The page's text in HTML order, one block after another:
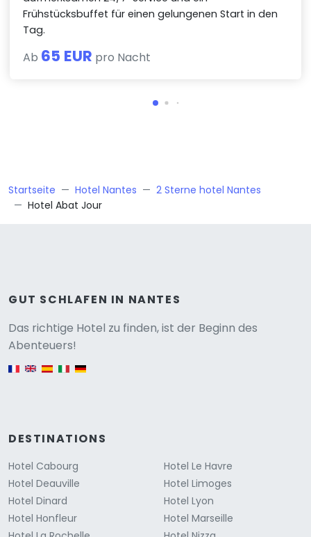
Frühstücksbuffet für einen gelungenen Start in den
Tag.
Ab 65 EUR pro Nacht
Startseite Hotel Nantes
2 Sterne hotel Nantes
Hotel Abat Jour
GUT SCHLAFEN IN NANTES
Das richtige Hotel zu finden, ist der Beginn des
Abenteuers!
English version
DESTINATIONS
Hotel Cabourg
Hotel Deauville
Hotel Dinard
Hotel Honfleur
Hotel Le Havre
Hotel Limoges
Hotel Lyon
Hotel Marseille